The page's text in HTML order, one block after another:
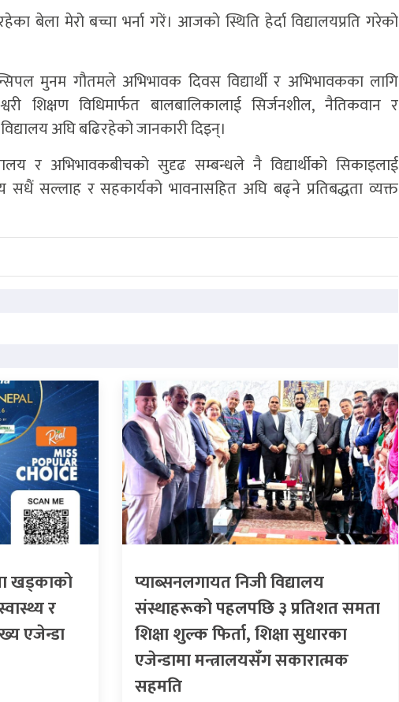
बेला मेरो बच्चा भर्ना गरें। आजकाे स्थिति हेर्दा विद्यालयप्रति गरेको
मुनम गौतमले अभिभावक दिवस विद्यार्थी र अभिभावकका लागि
शिक्षण विधिमार्फत बालबालिकालाई सिर्जनशील, नैतिकवान र
अघि बढिरहेको जानकारी दिइन्।
र अभिभावकबीचको सुदृढ सम्बन्धले नै विद्यार्थीको सिकाइलाई
सधैं सल्लाह र सहकार्यको भावनासहित अघि बढ्ने प्रतिबद्धता व्यक्त
खड्काको
र
एजेन्डा
प्याब्सनलगायत निजी विद्यालय
संस्थाहरूको पहलपछि ३ प्रतिशत समता
शिक्षा शुल्क फिर्ता, शिक्षा सुधारका
एजेन्डामा मन्त्रालयसँग सकारात्मक
सहमति